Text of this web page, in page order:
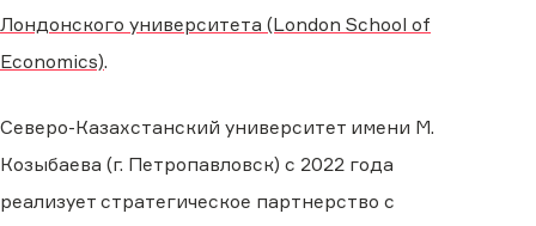
Лондонского университета (London School of
Economics).
Северо-Казахстанский университет имени М.
Козыбаева (г. Петропавловск) с 2022 года
реализует стратегическое партнерство с